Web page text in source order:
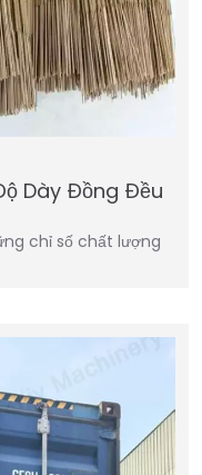
Dày Đồng Đều
chỉ số chất lượng